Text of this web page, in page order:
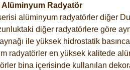
Alüminyum Radyatör
alüminyum radyatörler diğer
diğer radyatörlere göre
ile yüksek hidrostatik
radyatörler en yüksek kalitede
bina içerisinde kullanılan